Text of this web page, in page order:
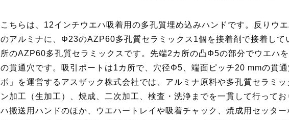
こちらは、12インチウエハ吸着用の多孔質埋め込みハンドです。反りウ
のアルミナに、Φ23のAZP60多孔質セラミックス1個を接着剤で接着し
所のAZP60多孔質セラミックスです。先端2カ所の凸Φ5の部分でウエハ
の貫通穴です。吸引ポートは1カ所で、穴径Φ5、端面ピッチ20 mmの貫
ボ」を運営するアスザック株式会社では、アルミナ原料や多孔質セラミ
ン加工（生加工）、焼成、二次加工、検査・洗浄までを一貫して行って
ハ搬送用ハンドのほか、ウエハートレイや吸着チャック、焼成用セッタ